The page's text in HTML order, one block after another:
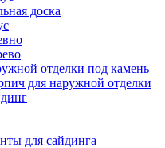
доска
отделки под камень
для наружной отделки
для сайдинга